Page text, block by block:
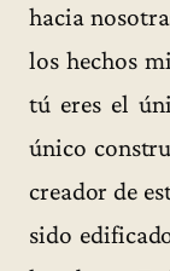
hacia
los hechos
tú eres el
único
creador de
sido